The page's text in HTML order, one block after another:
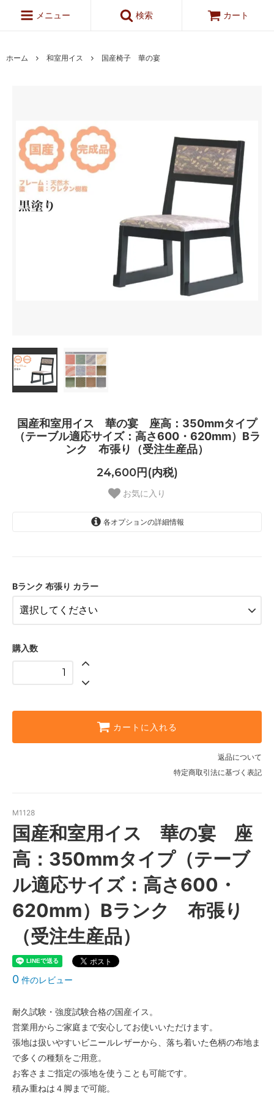
メニュー 検索 カート
ホーム 和室用イス 国産椅子 華の宴
国産和室用イス 華の宴 座高：350mmタイプ
（テーブル適応サイズ：高さ600・620mm）Bラ
ンク 布張り（受注生産品）
24,600円(内税)
お気に入り
各オプションの詳細情報
B-28彩波グリーン
B-30彩波ムラサキ
Bランク 布張り カラー
購入数
カートに入れる
返品について
特定商取引法に基づく表記
M1128
国産和室用イス 華の宴 座
高：350mmタイプ（テーブ
ル適応サイズ：高さ600・
620mm）Bランク 布張り
（受注生産品）
0 件のレビュー
耐久試験・強度試験合格の国産イス。
営業用からご家庭まで安心してお使いいただけます。
張地は扱いやすいビニールレザーから、落ち着いた色柄の布地ま
で多くの種類をご用意。
お客さまご指定の張地を使うことも可能です。
積み重ねは４脚まで可能。